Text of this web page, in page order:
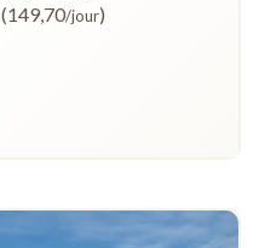
(149,70/jour)